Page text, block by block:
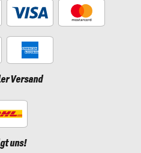
Versand
uns!